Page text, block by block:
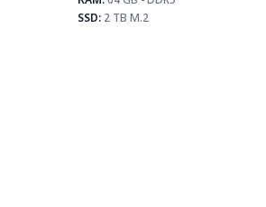
Fortnite
361
SSD: 2 TB M.2